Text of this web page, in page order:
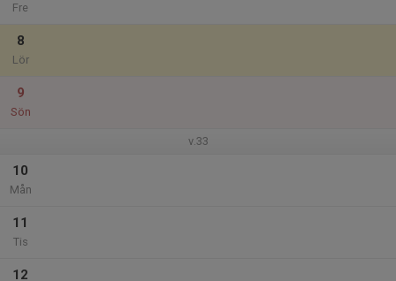
Fre
8
Lör
9
Sön
v.33
10
Mån
11
Tis
12